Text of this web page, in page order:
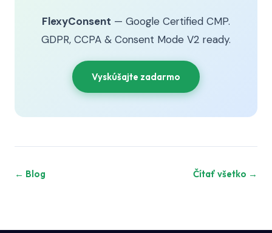
FlexyConsent — Google Certified CMP.
GDPR, CCPA & Consent Mode V2 ready.
Vyskúšajte zadarmo
← Blog Čítať všetko →